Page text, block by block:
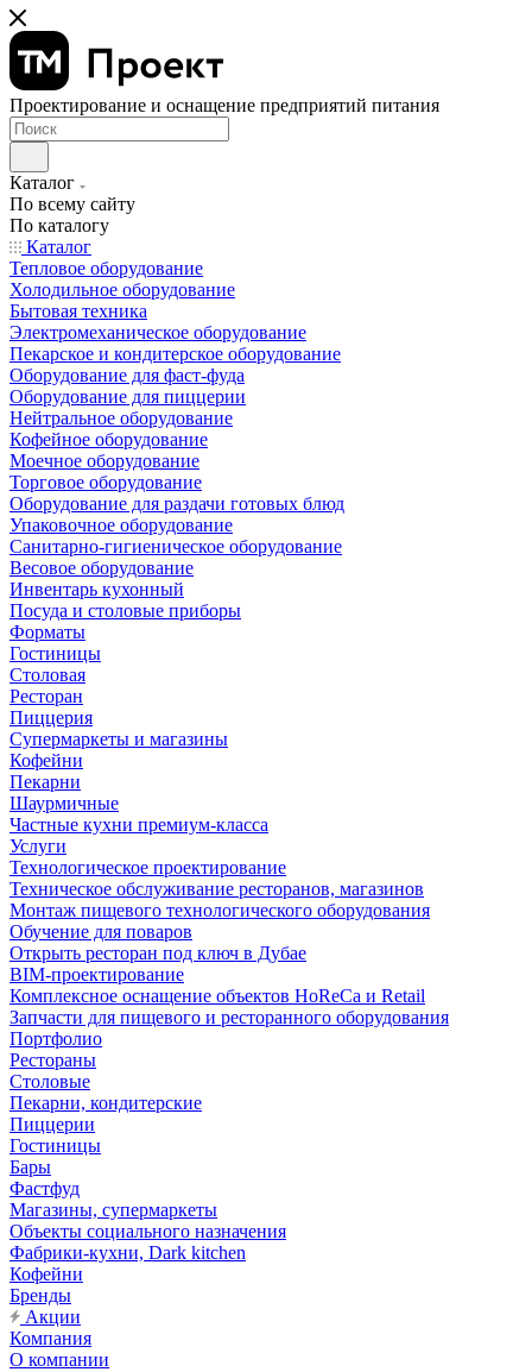
Проектирование и оснащение предприятий питания
Каталог
По всему сайту
По каталогу
Каталог
Тепловое оборудование
Холодильное оборудование
Бытовая техника
Электромеханическое оборудование
Пекарское и кондитерское оборудование
Оборудование для фаст-фуда
Оборудование для пиццерии
Нейтральное оборудование
Кофейное оборудование
Моечное оборудование
Торговое оборудование
Оборудование для раздачи готовых блюд
Упаковочное оборудование
Санитарно-гигиеническое оборудование
Весовое оборудование
Инвентарь кухонный
Посуда и столовые приборы
Форматы
Гостиницы
Столовая
Ресторан
Пиццерия
Супермаркеты и магазины
Кофейни
Пекарни
Шаурмичные
Частные кухни премиум-класса
Услуги
Технологическое проектирование
Техническое обслуживание ресторанов, магазинов
Монтаж пищевого технологического оборудования
Обучение для поваров
Открыть ресторан под ключ в Дубае
BIM-проектирование
Комплексное оснащение объектов HoReCa и Retail
Запчасти для пищевого и ресторанного оборудования
Портфолио
Рестораны
Столовые
Пекарни, кондитерские
Пиццерии
Гостиницы
Бары
Фастфуд
Магазины, супермаркеты
Объекты социального назначения
Фабрики-кухни, Dark kitchen
Кофейни
Бренды
Акции
Компания
О компании